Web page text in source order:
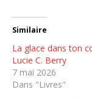
Similaire
La glace dans ton
Lucie C. Berry
7 mai 2026
Dans "Livres"